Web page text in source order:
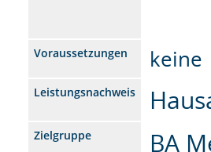
Voraussetzungen keine
Leistungsnachweis
Zielgruppe BA